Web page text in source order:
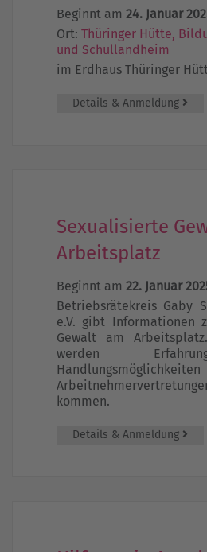
Beginnt am 24. Januar
Ort: Thüringer Hütte,
und Schullandheim
im Erdhaus Thüringer
Details & Anmeldung
Sexualisierte
Arbeitsplatz
Beginnt am 22. Januar
Betriebsrätekreis Gaby
e.V. gibt Informationen
Gewalt am
werden
kommen.
Details & Anmeldung